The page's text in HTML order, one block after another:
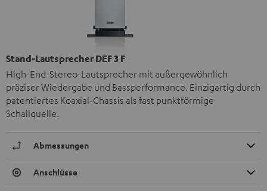
Stand-Lautsprecher DEF 3 F
High-End-Stereo-Lautsprecher mit außergewöhnlich
präziser Wiedergabe und Bassperformance. Einzigartig durch
patentiertes Koaxial-Chassis als fast punktförmige
Schallquelle.
Abmessungen
Anschlüsse